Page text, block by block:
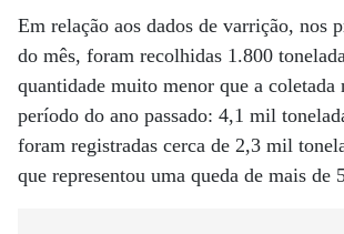
Em relação aos dados de varrição, nos
do mês, foram recolhidas 1.800
quantidade muito menor que a coletada
período do ano passado: 4,1 mil
foram registradas cerca de 2,3 mil
que representou uma queda de mais de